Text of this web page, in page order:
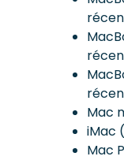
Mac
iMac
Mac